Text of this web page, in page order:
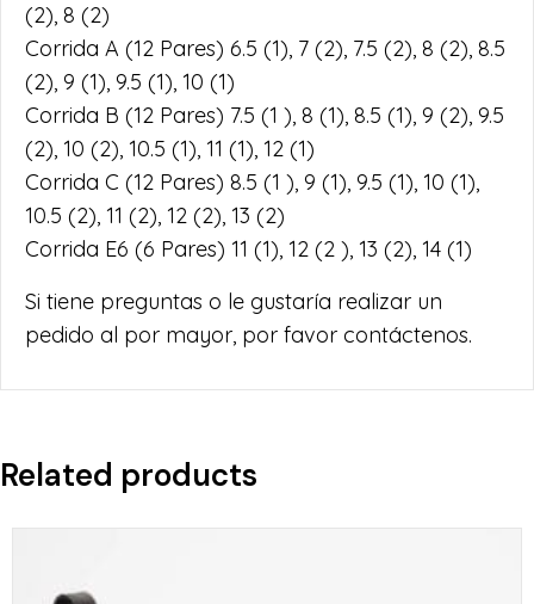
(2), 8 (2)
Corrida A (12 Pares) 6.5 (1), 7 (2), 7.5 (2), 8 (2), 8.5
(2), 9 (1), 9.5 (1), 10 (1)
Corrida B (12 Pares) 7.5 (1 ), 8 (1), 8.5 (1), 9 (2), 9.5
(2), 10 (2), 10.5 (1), 11 (1), 12 (1)
Corrida C (12 Pares) 8.5 (1 ), 9 (1), 9.5 (1), 10 (1),
10.5 (2), 11 (2), 12 (2), 13 (2)
Corrida E6 (6 Pares) 11 (1), 12 (2 ), 13 (2), 14 (1)
Si tiene preguntas o le gustaría realizar un
pedido al por mayor, por favor contáctenos.
Related products